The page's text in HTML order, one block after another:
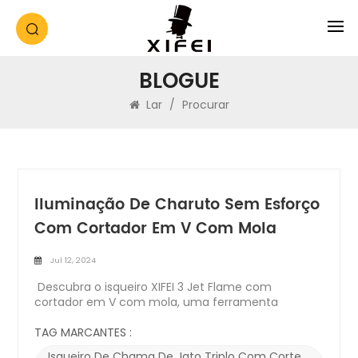
BLOGUE
Lar / Procurar
Iluminação De Charuto Sem Esforço
Com Cortador Em V Com Mola
Jul 12, 2024
Descubra o isqueiro XIFEI 3 Jet Flame com
cortador em V com mola, uma ferramenta
experiência de fumar charuto. Combinando
funcionalidade, durabilidade e estilo, este isqueiro é
TAG MARCANTES :